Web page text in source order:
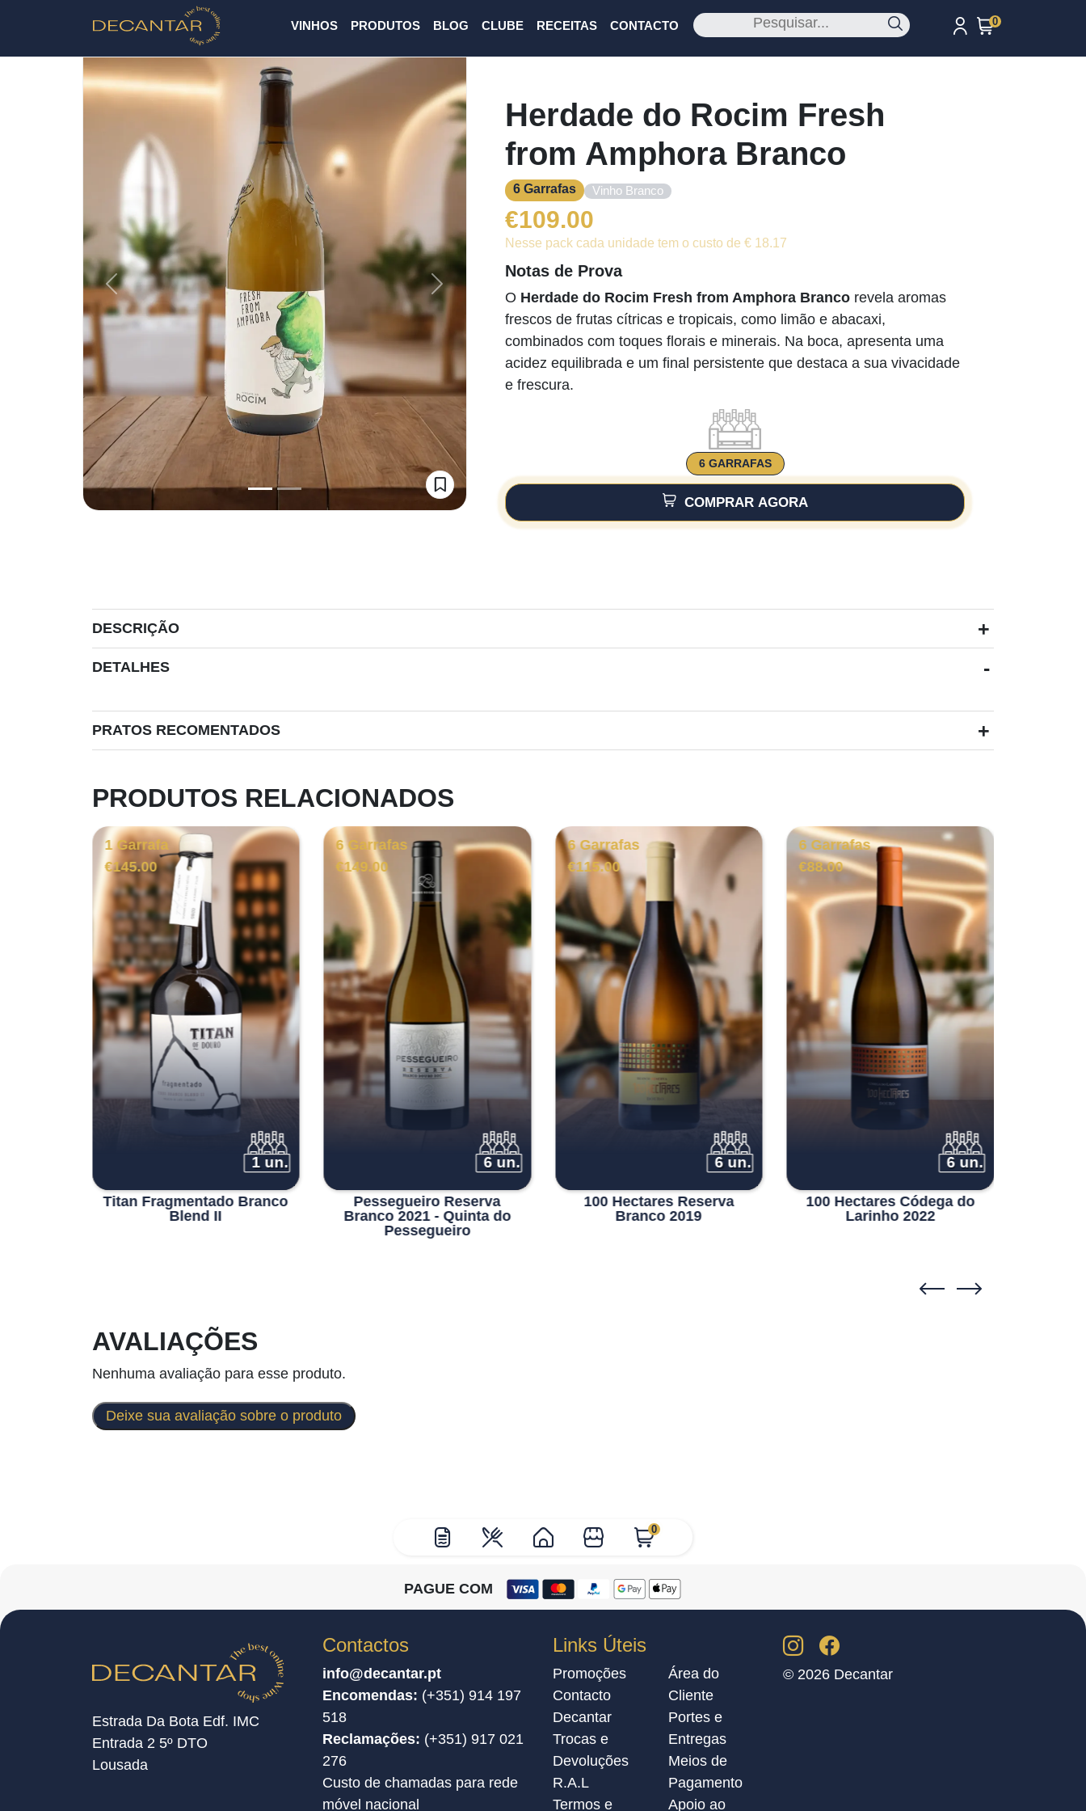
VINHOS PRODUTOS BLOG CLUBE RECEITAS CONTACTO 0
0
Previous Next
Herdade do Rocim Fresh
from Amphora Branco
6 Garrafas Vinho Branco
€109.00
Nesse pack cada unidade tem o custo de € 18.17
Notas de Prova
O Herdade do Rocim Fresh from Amphora Branco revela aromas
frescos de frutas cítricas e tropicais, como limão e abacaxi,
combinados com toques florais e minerais. Na boca, apresenta uma
acidez equilibrada e um final persistente que destaca a sua vivacidade
e frescura.
6 GARRAFAS
COMPRAR AGORA
DESCRIÇÃO +
DETALHES -
PRATOS RECOMENTADOS +
PRODUTOS RELACIONADOS
1 Garrafa
€145.00
1 un.
Titan Fragmentado Branco
Blend II
6 Garrafas
€149.00
6 un.
Pessegueiro Reserva
Branco 2021 - Quinta do
Pessegueiro
6 Garrafas
€115.00
6 un.
100 Hectares Reserva
Branco 2019
6 Garrafas
€88.00
6 un.
100 Hectares Códega do
Larinho 2022
AVALIAÇÕES
Nenhuma avaliação para esse produto.
Deixe sua avaliação sobre o produto
PAGUE COM
Estrada Da Bota Edf. IMC
Entrada 2 5º DTO
Lousada
Contactos
info@decantar.pt
Encomendas: (+351) 914 197
518
Reclamações: (+351) 917 021
276
Custo de chamadas para rede
móvel nacional
Links Úteis
Promoções
Contacto
Decantar
Trocas e
Devoluções
R.A.L
Termos e
Área do
Cliente
Portes e
Entregas
Meios de
Pagamento
Apoio ao
© 2026 Decantar